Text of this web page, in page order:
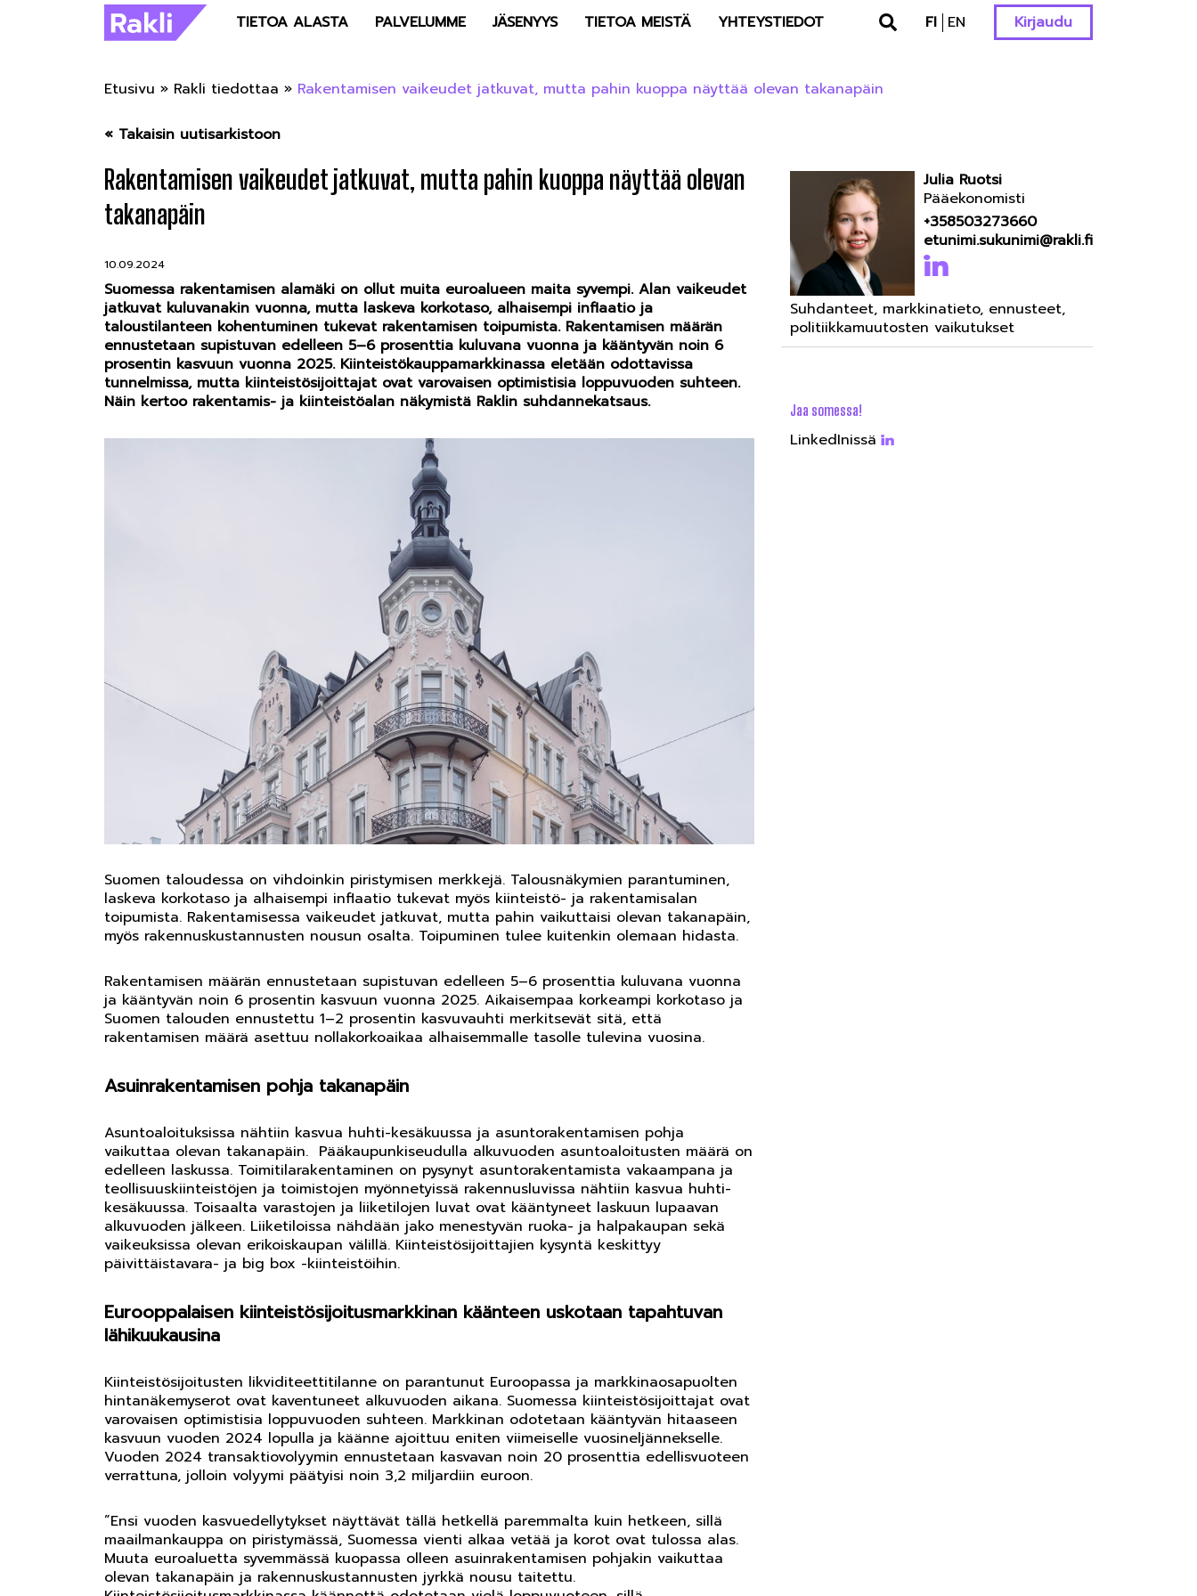
TIETOA ALASTA PALVELUMME JÄSENYYS TIETOA MEISTÄ YHTEYSTIEDOT FI EN Kirjaudu
Etusivu » Rakli tiedottaa » Rakentamisen vaikeudet jatkuvat, mutta pahin kuoppa näyttää olevan takanapäin
« Takaisin uutisarkistoon
Rakentamisen vaikeudet jatkuvat, mutta pahin kuoppa näyttää olevan
takanapäin
10.09.2024
Suomessa rakentamisen alamäki on ollut muita euroalueen maita syvempi. Alan vaikeudet
jatkuvat kuluvanakin vuonna, mutta laskeva korkotaso, alhaisempi inflaatio ja
taloustilanteen kohentuminen tukevat rakentamisen toipumista. Rakentamisen määrän
ennustetaan supistuvan edelleen 5–6 prosenttia kuluvana vuonna ja kääntyvän noin 6
prosentin kasvuun vuonna 2025. Kiinteistökauppamarkkinassa eletään odottavissa
tunnelmissa, mutta kiinteistösijoittajat ovat varovaisen optimistisia loppuvuoden suhteen.
Näin kertoo rakentamis- ja kiinteistöalan näkymistä Raklin suhdannekatsaus.
Suomen taloudessa on vihdoinkin piristymisen merkkejä. Talousnäkymien parantuminen,
laskeva korkotaso ja alhaisempi inflaatio tukevat myös kiinteistö- ja rakentamisalan
toipumista. Rakentamisessa vaikeudet jatkuvat, mutta pahin vaikuttaisi olevan takanapäin,
myös rakennuskustannusten nousun osalta. Toipuminen tulee kuitenkin olemaan hidasta.
Rakentamisen määrän ennustetaan supistuvan edelleen 5–6 prosenttia kuluvana vuonna
ja kääntyvän noin 6 prosentin kasvuun vuonna 2025. Aikaisempaa korkeampi korkotaso ja
Suomen talouden ennustettu 1–2 prosentin kasvuvauhti merkitsevät sitä, että
rakentamisen määrä asettuu nollakorkoaikaa alhaisemmalle tasolle tulevina vuosina.
Asuinrakentamisen pohja takanapäin
Asuntoaloituksissa nähtiin kasvua huhti-kesäkuussa ja asuntorakentamisen pohja
vaikuttaa olevan takanapäin. Pääkaupunkiseudulla alkuvuoden asuntoaloitusten määrä on
edelleen laskussa. Toimitilarakentaminen on pysynyt asuntorakentamista vakaampana ja
teollisuuskiinteistöjen ja toimistojen myönnetyissä rakennusluvissa nähtiin kasvua huhti-
kesäkuussa. Toisaalta varastojen ja liiketilojen luvat ovat kääntyneet laskuun lupaavan
alkuvuoden jälkeen. Liiketiloissa nähdään jako menestyvän ruoka- ja halpakaupan sekä
vaikeuksissa olevan erikoiskaupan välillä. Kiinteistösijoittajien kysyntä keskittyy
päivittäistavara- ja big box -kiinteistöihin.
Eurooppalaisen kiinteistösijoitusmarkkinan käänteen uskotaan tapahtuvan
lähikuukausina
Kiinteistösijoitusten likviditeettitilanne on parantunut Euroopassa ja markkinaosapuolten
hintanäkemyserot ovat kaventuneet alkuvuoden aikana. Suomessa kiinteistösijoittajat ovat
varovaisen optimistisia loppuvuoden suhteen. Markkinan odotetaan kääntyvän hitaaseen
kasvuun vuoden 2024 lopulla ja käänne ajoittuu eniten viimeiselle vuosineljännekselle.
Vuoden 2024 transaktiovolyymin ennustetaan kasvavan noin 20 prosenttia edellisvuoteen
verrattuna, jolloin volyymi päätyisi noin 3,2 miljardiin euroon.
”Ensi vuoden kasvuedellytykset näyttävät tällä hetkellä paremmalta kuin hetkeen, sillä
maailmankauppa on piristymässä, Suomessa vienti alkaa vetää ja korot ovat tulossa alas.
Muuta euroaluetta syvemmässä kuopassa olleen asuinrakentamisen pohjakin vaikuttaa
olevan takanapäin ja rakennuskustannusten jyrkkä nousu taitettu.
Julia Ruotsi
Pääekonomisti
+358503273660
etunimi.sukunimi@rakli.fi
Suhdanteet, markkinatieto, ennusteet,
politiikkamuutosten vaikutukset
Jaa somessa!
LinkedInissä